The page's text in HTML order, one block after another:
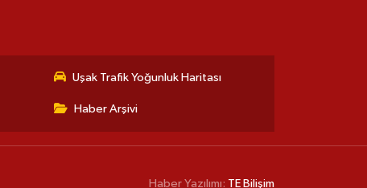
Uşak Trafik Yoğunluk Haritası
Haber Arşivi
Haber Yazılımı: TE Bilişim